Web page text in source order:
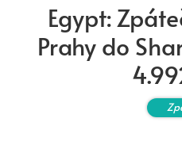
Egypt:
Prahy do